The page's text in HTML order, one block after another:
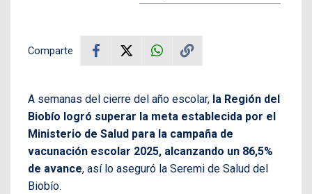
Comparte
A semanas del cierre del año escolar, la Región del
Biobío logró superar la meta establecida por el
Ministerio de Salud para la campaña de
vacunación escolar 2025, alcanzando un 86,5%
de avance, así lo aseguró la Seremi de Salud del
Biobío.